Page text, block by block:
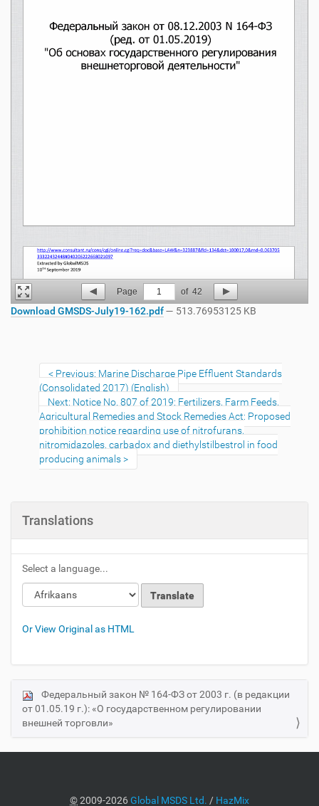
Page 1 of 42
Download GMSDS-July19-162.pdf— 513.76953125 KB
Previous: Marine Discharge Pipe Effluent Standards
(Consolidated 2017) (English)
Next: Notice No. 807 of 2019: Fertilizers, Farm Feeds,
Agricultural Remedies and Stock Remedies Act: Proposed
prohibition notice regarding use of nitrofurans,
nitromidazoles, carbadox and diethylstilbestrol in food
producing animals
Translations
Select a language...
Or View Original as HTML
N
a
i
Федеральный закон № 164-ФЗ от 2003 г. (в редакции
от 01.05.19 г.): «О государственном регулировании
внешней торговли»
©2009-2026Global MSDS Ltd. / HazMix